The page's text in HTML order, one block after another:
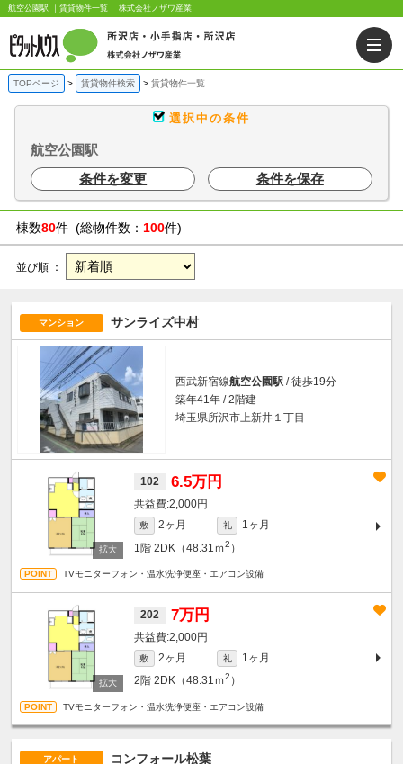
航空公園駅 ｜賃貸物件一覧｜ 株式会社ノザワ産業
TOPページ 賃貸物件検索 賃貸物件一覧
選択中の条件
航空公園駅
条件を変更
条件を保存
棟数80件 (総物件数： 100件)
並び順 ：
マンション サンライズ中村
西武新宿線航空公園駅 / 徒歩19分
築年41年 / 2階建
埼玉県所沢市上新井１丁目
102 6.5万円
2,000円
敷 2ヶ月 礼
1ヶ月
1階 2DK（48.31ｍ2 ）
TVモニターフォン・温水洗浄便座・エアコン設備
202 7万円
2,000円
敷 2ヶ月 礼
1ヶ月
2階 2DK（48.31ｍ2 ）
TVモニターフォン・温水洗浄便座・エアコン設備
アパート コンフォール松葉